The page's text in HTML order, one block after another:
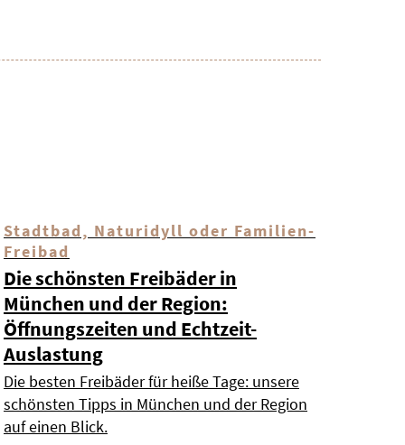
Stadtbad, Naturidyll oder Familien-
Freibad
Die schönsten Freibäder in
München und der Region:
Öffnungszeiten und Echtzeit-
Auslastung
Die besten Freibäder für heiße Tage: unsere
schönsten Tipps in München und der Region
auf einen Blick.